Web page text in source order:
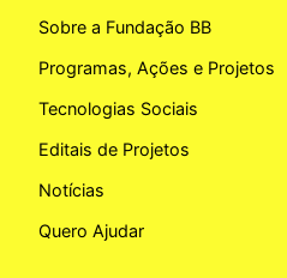
Sobre a Fundação BB
Programas, Ações e Projetos
Tecnologias Sociais
Editais de Projetos
Notícias
Quero Ajudar